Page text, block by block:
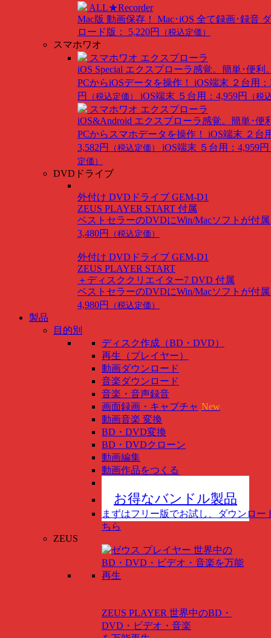
ALL★Recorder
Mac版 動画保存！ Mac･iOS 全て録画･録音
ロード版： 5,220円
（税込定価）
スマホワオ
スマホワオ エクスプローラ
iOS Special エクスプローラ感覚。簡単･便利
PCからiOSデータを操作！ iOS端末 ２台用：
円
（税込定価） iOS端末 ５台用：4,959円 （税
スマホワオ エクスプローラ
iOS&Android エクスプローラ感覚。簡単･便
PCからスマホデータを操作！ iOS端末 ２台
3,582円
（税込定価） iOS端末 ５台用：4,959円
定価）
DVDドライブ
外付け DVDドライブ GEM-D1
ZEUS PLAYER START 付属
ベストセラーのDVDにWin/Macソフトが付
3,480円
（税込定価）
外付け DVDドライブ GEM-D1
ZEUS PLAYER START
＋ディスククリエイター7 DVD 付属
ベストセラーのDVDにWin/Macソフトが付
4,980円
（税込定価）
製品
目的別
ディスク作成（BD・DVD）
再生（プレイヤー）
動画ダウンロード
音楽ダウンロード
音楽・音声録音
画面録画・キャプチャ New
動画音楽 変換
BD・DVD変換
BD・DVDクローン
動画編集
動画作品をつくる
お得なバンドル製品
まずはフリー版でお試し、ダウンロー
ちら
ZEUS
ZEUS PLAYER 世界中のBD・
DVD・ビデオ・音楽